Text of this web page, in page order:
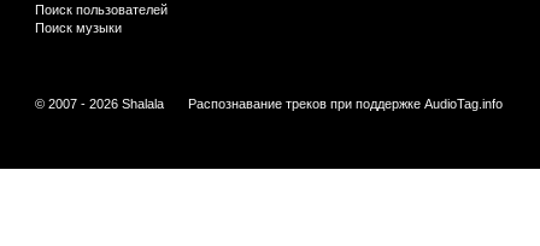
Поиск пользователей
Поиск музыки
© 2007 - 2026 Shalala Распознавание треков при поддержке AudioTag.info